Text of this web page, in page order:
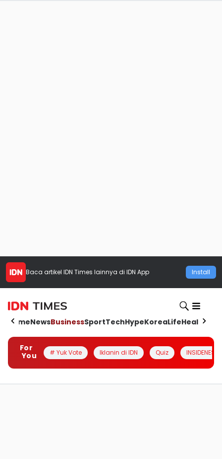
Baca artikel IDN Times lainnya di IDN App Install
HomeNewsBusinessSportTechHypeKoreaLifeHealth
For
You
# Yuk Vote Iklanin di IDN Quiz INSIDENESIA